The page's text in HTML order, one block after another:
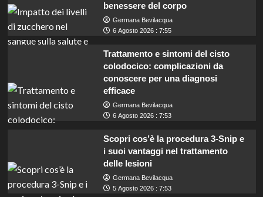
benessere del corpo
Germana Bevilacqua
6 Agosto 2026 : 7:55
Trattamento e sintomi del cisto
colodocico: complicazioni da
conoscere per una diagnosi
efficace
Germana Bevilacqua
6 Agosto 2026 : 7:53
Scopri cos’è la procedura 3-Snip e
i suoi vantaggi nel trattamento
delle lesioni
Germana Bevilacqua
5 Agosto 2026 : 7:53